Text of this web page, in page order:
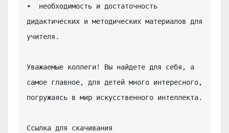
•  необходимость и достаточность
дидактических и методических материалов для
учителя.
Уважаемые коллеги! Вы найдете для себя, а
самое главное, для детей много интересного,
погружаясь в мир искусственного интеллекта.
Ссылка для скачивания